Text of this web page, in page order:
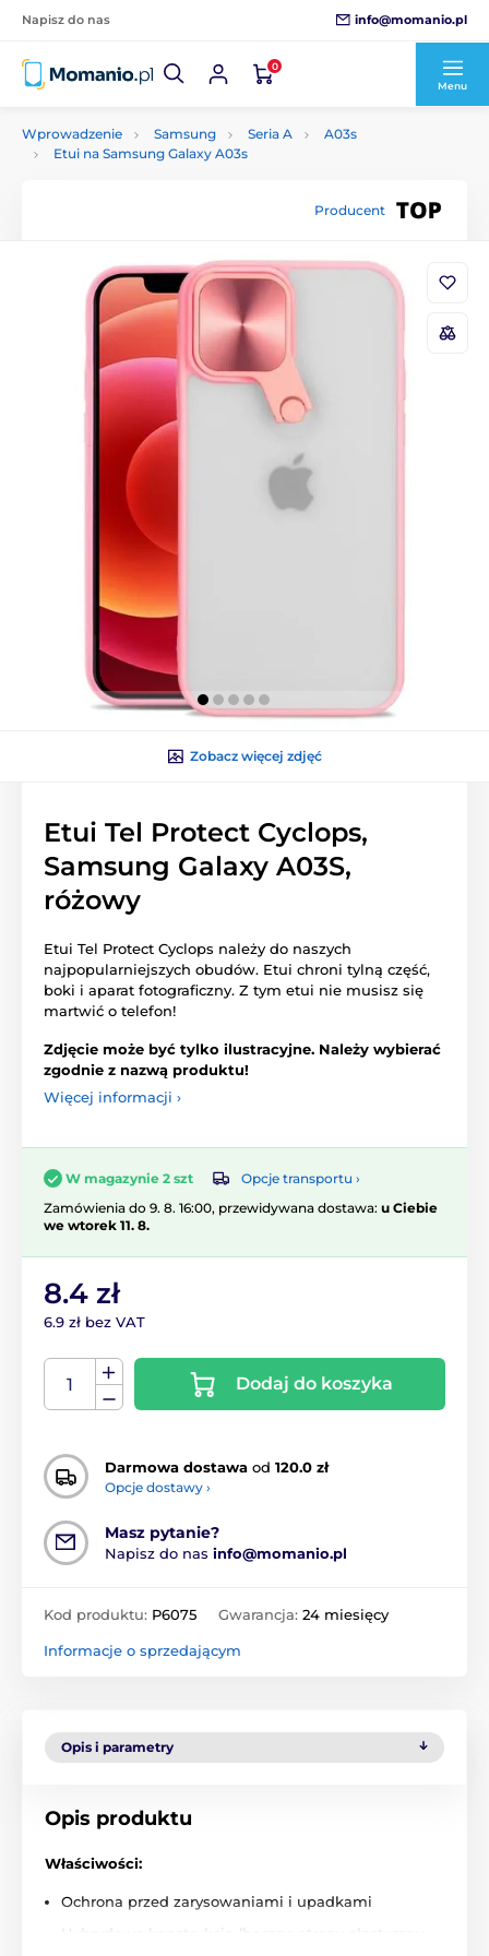
Napisz do nas info@momanio.pl
0
Menu
Wprowadzenie Samsung Seria A
A03s
Etui na Samsung Galaxy A03s
Producent
Zobacz więcej zdjęć
Etui Tel Protect Cyclops,
Samsung Galaxy A03S,
różowy
Etui Tel Protect Cyclops należy do naszych
najpopularniejszych obudów. Etui chroni tylną część,
boki i aparat fotograficzny. Z tym etui nie musisz się
martwić o telefon!
Zdjęcie może być tylko ilustracyjne. Należy wybierać
zgodnie z nazwą produktu!
Więcej informacji ›
W magazynie 2 szt
Opcje transportu ›
Zamówienia do 9. 8. 16:00, przewidywana dostawa: u Ciebie
we wtorek 11. 8.
8.4 zł
6.9 zł bez VAT
Dodaj do koszyka
Darmowa dostawa od 120.0 zł
Opcje dostawy ›
Masz pytanie?
Napisz do nas info@momanio.pl
Kod produktu: P6075 Gwarancja: 24 miesięcy
Informacje o sprzedającym
Opis i parametry
Opis produktu
Właściwości:
Ochrona przed zarysowaniami i upadkami
Hybrydowa konstrukcja (boczne strony elastyczny